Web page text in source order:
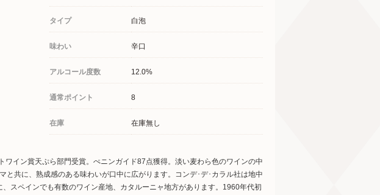
タイプ 白泡
味わい 辛口
アルコール度数 12.0%
通常ポイント 8
在庫 在庫無し
イン賞天ぷら部門受賞。ぺニンガイド87点獲得。淡い麦わら色のワインの中
と共に、熟成感のある味わいが口中に広がります。コンデ･デ･カラル社は地中
スペインでも有数のワイン産地、カタルーニャ地方があります。1960年代初